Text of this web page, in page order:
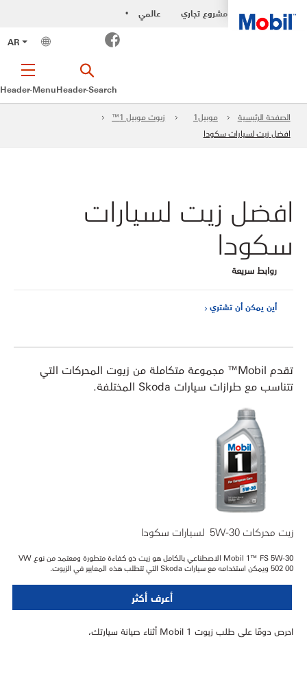
مشروع تجاري •
عالمي
AR
Facebook
Header-MenuHeader-Search
الصفحة الرئيسية
موبيل1
زيوت موبيل 1™
افضل زيت لسيارات سكودا
افضل زيت لسيارات
سكودا
روابط سريعة
أين يمكن أن تشتري
تقدم Mobil™ مجموعة متكاملة من زيوت المحركات التي
تتناسب مع طرازات سيارات Skoda المختلفة.
زيت محركات 5W-30 لسيارات سكودا
Mobil 1™ FS 5W-30 الاصطناعي بالكامل هو زيت ذو كفاءة متطورة ومعتمد من نوع VW
502 00 ويمكن استخدامه مع سيارات Skoda التي تتطلب هذه المعايير في الزيوت.
أعرف أكثر
احرص دومًا على طلب زيوت Mobil 1 أثناء صيانة سيارتك،